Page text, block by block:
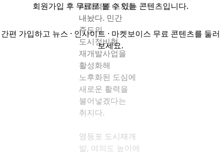
파격적인 조치를
내놨다. 민간
주도의
도시정비형
재개발사업을
활성화해
노후화된 도심에
새로운 활력을
불어넣겠다는
취지다.
영등포 도시재개
발, 여의도 높이에
회원가입 후 무료로 볼 수 있는 콘텐츠입니다.
간편 가입하고 뉴스 · 인사이트 · 마켓보이스 무료 콘텐츠를 둘러
보세요.